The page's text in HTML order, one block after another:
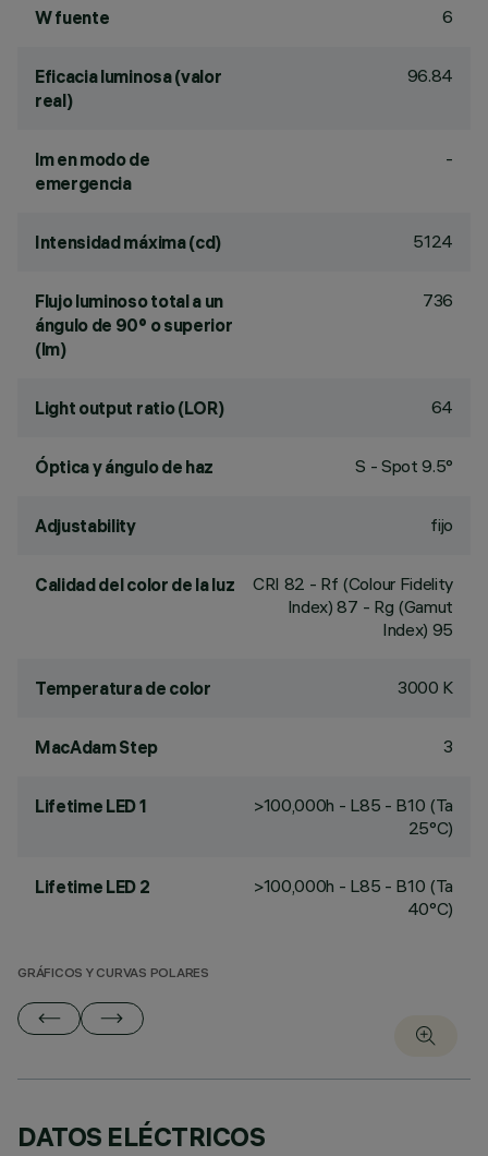
W fuente 6
Eficacia luminosa (valor
real)
96.84
lm en modo de
emergencia
-
Intensidad máxima (cd) 5124
Flujo luminoso total a un
ángulo de 90° o superior
(lm)
736
Light output ratio (LOR) 64
Óptica y ángulo de haz S - Spot 9.5°
Adjustability fijo
Calidad del color de la luz CRI 82 - Rf (Colour Fidelity
Index) 87 - Rg (Gamut
Index) 95
Temperatura de color 3000 K
MacAdam Step 3
Lifetime LED 1
>100,000h - L85 - B10 (Ta
25°C)
Lifetime LED 2
>100,000h - L85 - B10 (Ta
40°C)
GRÁFICOS Y CURVAS POLARES
DATOS ELÉCTRICOS